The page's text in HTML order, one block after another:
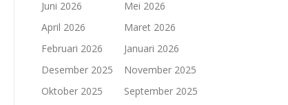
Juni 2026
Mei 2026
April 2026
Maret 2026
Februari 2026
Januari 2026
Desember 2025
November 2025
Oktober 2025
September 2025